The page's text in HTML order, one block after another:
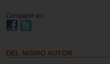
Compartir en:
DEL MISMO AUTOR